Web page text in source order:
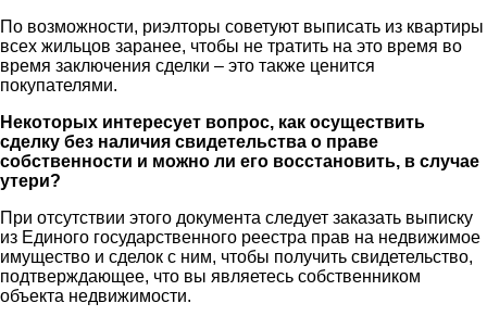
По возможности, риэлторы советуют выписать из квартиры
всех жильцов заранее, чтобы не тратить на это время во
время заключения сделки – это также ценится
покупателями.
Некоторых интересует вопрос, как осуществить
сделку без наличия свидетельства о праве
собственности и можно ли его восстановить, в случае
утери?
При отсутствии этого документа следует заказать выписку
из Единого государственного реестра прав на недвижимое
имущество и сделок с ним, чтобы получить свидетельство,
подтверждающее, что вы являетесь собственником
объекта недвижимости.